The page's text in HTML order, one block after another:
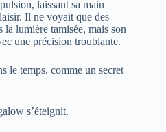
laissant sa main
Il ne voyait que des
la lumière tamisée, mais son
une précision troublante.
le temps, comme un secret
s’éteignit.